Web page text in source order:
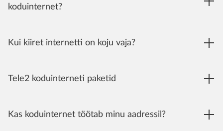
koduinternet?
Kui kiiret internetti on koju vaja?
Tele2 koduinterneti paketid
Kas koduinternet töötab minu aadressil?